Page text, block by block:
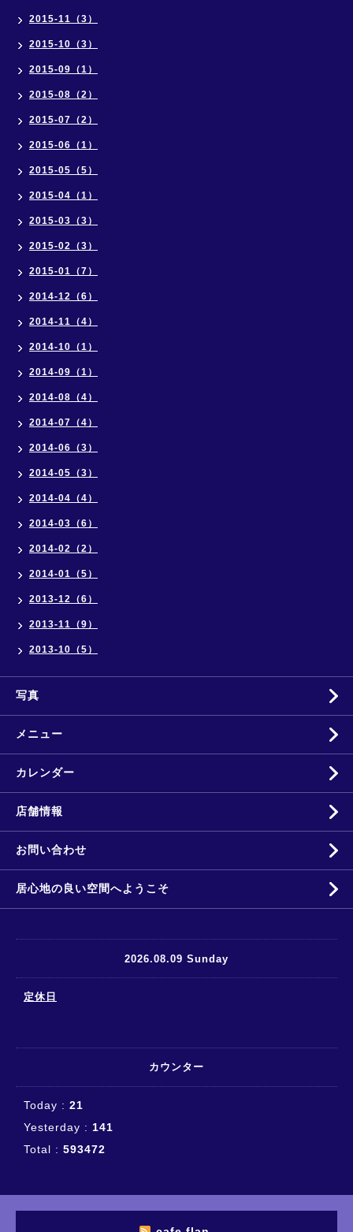
2015-11（3）
2015-10（3）
2015-09（1）
2015-08（2）
2015-07（2）
2015-06（1）
2015-05（5）
2015-04（1）
2015-03（3）
2015-02（3）
2015-01（7）
2014-12（6）
2014-11（4）
2014-10（1）
2014-09（1）
2014-08（4）
2014-07（4）
2014-06（3）
2014-05（3）
2014-04（4）
2014-03（6）
2014-02（2）
2014-01（5）
2013-12（6）
2013-11（9）
2013-10（5）
写真
メニュー
カレンダー
店舗情報
お問い合わせ
居心地の良い空間へようこそ
2026.08.09 Sunday
定休日
カウンター
Today : 21
Yesterday : 141
Total : 593472